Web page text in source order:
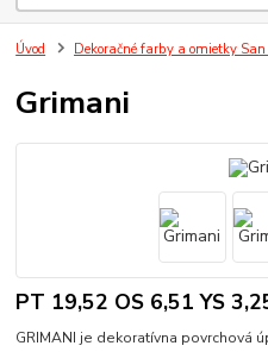
Úvod Dekoračné farby a omietky
Grimani
PT 19,52 OS 6,51 YS
GRIMANI je dekoratívna povrchová